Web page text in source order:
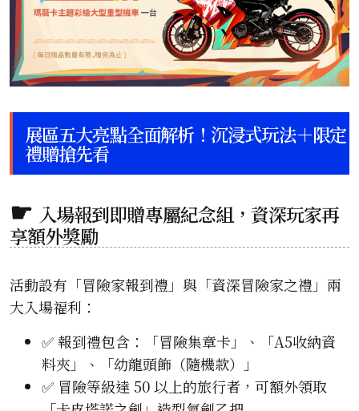
展區五大亮點全面解析！沉浸式玩法＋限定
禮贈搶先看
入場報到即贈專屬紀念組，資深玩家再
享額外獎勵
活動設有「冒險家報到禮」與「資深冒險家之禮」兩
大入場福利：
✅ 報到禮包含：「冒險集章卡」、「A5收納資
料夾」、「幼龍頭飾（隨機款）」
✅ 冒險等級達 50 以上的旅行者，可額外領取